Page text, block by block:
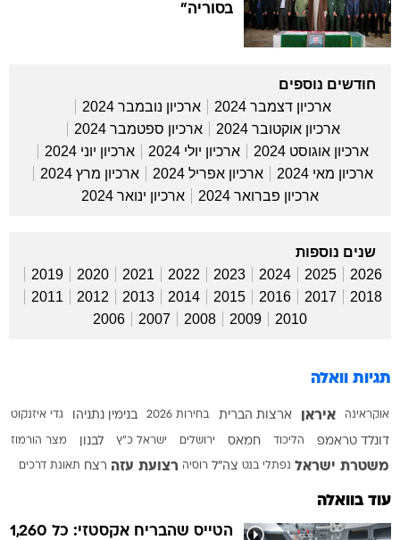
בסוריה"
חודשים נוספים
ארכיון דצמבר 2024
ארכיון נובמבר 2024
ארכיון אוקטובר 2024
ארכיון ספטמבר 2024
ארכיון אוגוסט 2024
ארכיון יולי 2024
ארכיון יוני 2024
ארכיון מאי 2024
ארכיון אפריל 2024
ארכיון מרץ 2024
ארכיון פברואר 2024
ארכיון ינואר 2024
שנים נוספות
2026
2025
2024
2023
2022
2021
2020
2019
2018
2017
2016
2015
2014
2013
2012
2011
2010
2009
2008
2007
2006
תגיות וואלה
אוקראינה איראן ארצות הברית בחירות 2026 בנימין נתניהו גדי איזנקוט
דונלד טראמפ הליכוד חמאס ירושלים ישראל כ"ץ לבנון מצר הורמוז
משטרת ישראל נפתלי בנט צה"ל רוסיה רצועת עזה רצח תאונת דרכים
עוד בוואלה
הטייס שהבריח אקסטזי: כל 1,260